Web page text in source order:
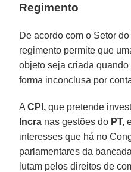
Regimento
De acordo com o Setor
regimento permite que
objeto seja criada
forma inconclusa por
ACPI, que pretende
Incra nas gestões do PT,
interesses que há no
parlamentares da
lutam pelos direitos de